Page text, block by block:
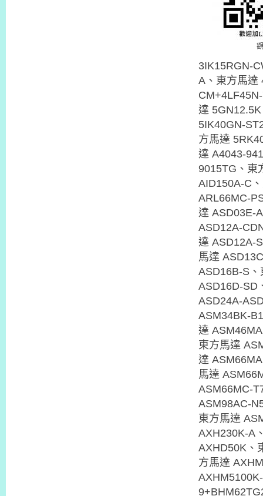
3IK15RGN-
A、東方馬達
達
5IK40GN-
方馬達
達 A4043-
9015TG、東
AID150A-C
ARL66MC-
達 ASD03E-
ASD12A-
達 ASD12A-
馬達
ASD16B-S
ASD16D-SD
ASD24A-
ASM34BK-
達
東方馬達
達
馬達
ASM66MC-
ASM98AC-
東方馬達
AXH230K-A
AXHD50K、
方馬達